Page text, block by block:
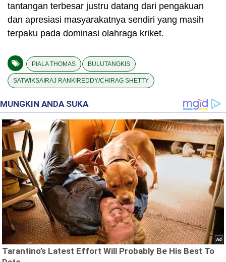
tantangan terbesar justru datang dari pengakuan
dan apresiasi masyarakatnya sendiri yang masih
terpaku pada dominasi olahraga kriket.
PIALA THOMAS BULUTANGKIS
SATWIKSAIRAJ RANKIREDDY/CHIRAG SHETTY